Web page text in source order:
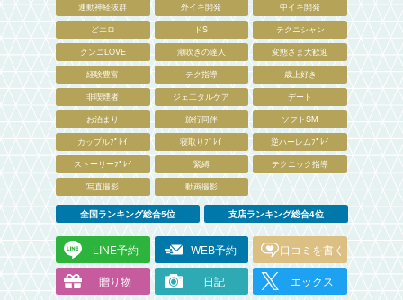
運動神経抜群
外イキ開発
中イキ開発
どエロ
ドS
テクニシャン
クンニLOVE
潮吹きの達人
変態さま大歓迎
経験豊富
テク指導
歳上好き
非喫煙者
ジェ二タルケア
デート
お泊まり
旅行同伴
ソフトSM
カップルﾌﾟﾚｲ
寝取りﾌﾟﾚｲ
逆ハーレムﾌﾟﾚｲ
ストーリーﾌﾟﾚｲ
緊縛
テクニック指導
写真撮影
動画撮影
全国ランキング総合5位 支店ランキング総合4位
LINE予約 WEB予約 口コミを書く
贈り物 日記 エックス